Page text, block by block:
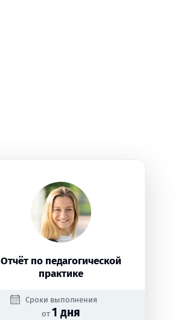
Отчёт по педагогической
практике
Сроки выполнения
от 1 дня